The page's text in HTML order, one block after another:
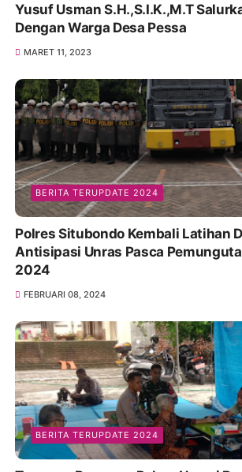
Yusuf Usman S.H.,S.I.K.,M.T
Dengan Warga Desa Pessa
MARET 11, 2023
BERITA TERUPDATE 2024
Polres Situbondo Kembali Latihan
Antisipasi Unras Pasca
2024
FEBRUARI 08, 2024
BERITA TERUPDATE 2024